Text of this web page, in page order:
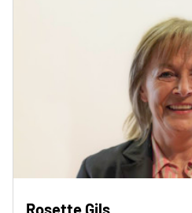
Rosette Gils